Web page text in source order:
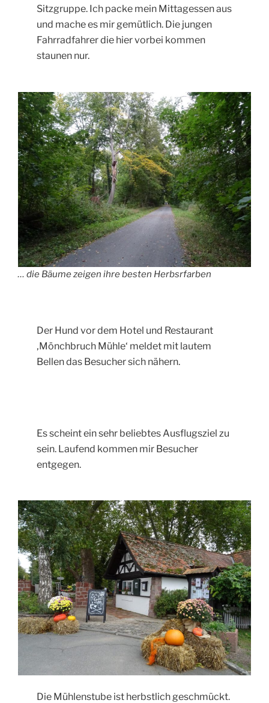
Sitzgruppe. Ich packe mein Mittagessen aus
und mache es mir gemütlich. Die jungen
Fahrradfahrer die hier vorbei kommen
staunen nur.
… die Bäume zeigen ihre besten Herbsrfarben
Der Hund vor dem Hotel und Restaurant
‚Mönchbruch Mühle‘ meldet mit lautem
Bellen das Besucher sich nähern.
Es scheint ein sehr beliebtes Ausflugsziel zu
sein. Laufend kommen mir Besucher
entgegen.
Die Mühlenstube ist herbstlich geschmückt.